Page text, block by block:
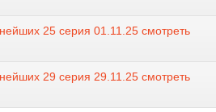
25 серия 01.11.25 смотреть
29 серия 29.11.25 смотреть